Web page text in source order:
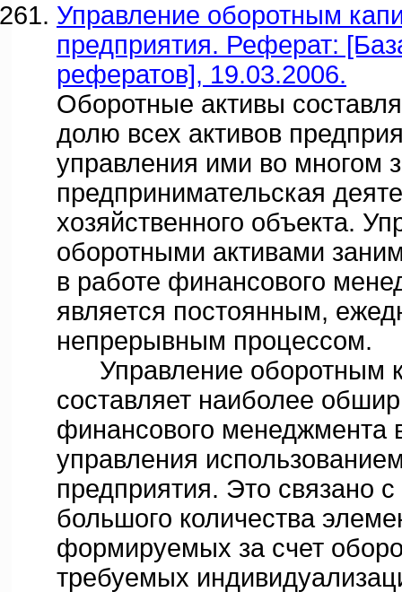
Управление оборотным
предприятия. Реферат:
рефератов], 19.03.2006.
Оборотные активы
долю всех активов
управления ими во многом
предпринимательская
хозяйственного объекта.
оборотными активами
в работе финансового
является постоянным,
непрерывным процессом.
Управление оборотным
составляет наиболее
финансового менеджмента
управления
предприятия. Это связано
большого количества
формируемых за счет
требуемых